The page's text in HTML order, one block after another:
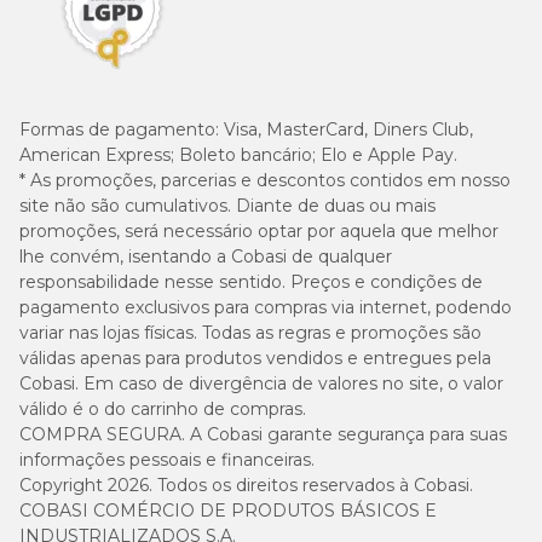
Formas de pagamento: Visa, MasterCard, Diners Club,
American Express; Boleto bancário; Elo e Apple Pay.
* As promoções, parcerias e descontos contidos em nosso
site não são cumulativos. Diante de duas ou mais
promoções, será necessário optar por aquela que melhor
lhe convém, isentando a Cobasi de qualquer
responsabilidade nesse sentido. Preços e condições de
pagamento exclusivos para compras via internet, podendo
variar nas lojas físicas. Todas as regras e promoções são
válidas apenas para produtos vendidos e entregues pela
Cobasi. Em caso de divergência de valores no site, o valor
válido é o do carrinho de compras.
COMPRA SEGURA. A Cobasi garante segurança para suas
informações pessoais e financeiras.
Copyright 2026. Todos os direitos reservados à Cobasi.
COBASI COMÉRCIO DE PRODUTOS BÁSICOS E
INDUSTRIALIZADOS S.A.